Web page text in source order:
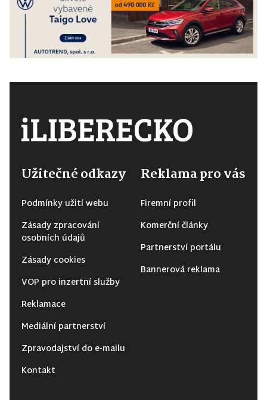
Užitečné odkazy
Podmínky užití webu
Zásady zpracování
osobních údajů
Zásady cookies
VOP pro inzertní služby
Reklamace
Mediální partnerství
Zpravodajství do e-mailu
Kontakt
Reklama pro vás
Firemní profil
Komerční články
Partnerství portálu
Bannerová reklama